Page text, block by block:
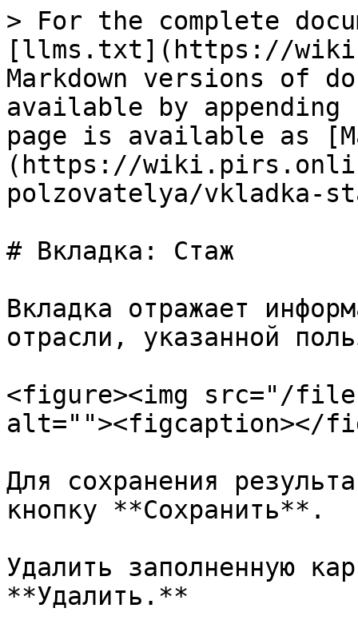
> For the complete
[llms.txt](https://
Markdown versions of
available by
page is available as
(https://
polzovatelya/vkladka-
# Вкладка: Стаж
Вкладка отражает
отрасли, указанной
<figure><img src="/
alt=""><figcaption></
Для сохранения
кнопку **Сохранить**.
Удалить заполненную